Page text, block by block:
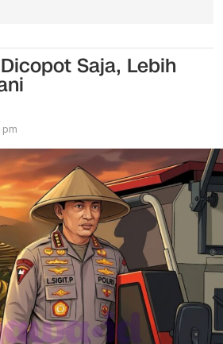
Saja, Lebih
pm